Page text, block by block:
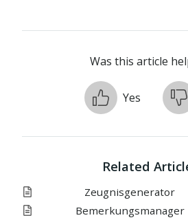
Was this article
Yes
Related
Zeugnisgenerator
Bemerkungsmanager